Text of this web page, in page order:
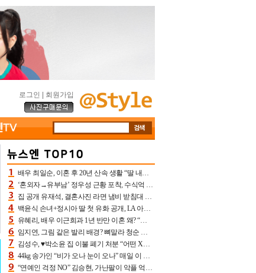
로그인 회원가입
배우 최일순, 이혼 후 20년 산속 생활 “딸 내가 버렸다고 원망‥맘 아파”(특종)[어제TV]
‘혼외자→유부남’ 정우성 근황 포착, 수식억 해킹 피해 후배 만났다 “존경하는”
집 공개 유재석, 결혼사진 라면 냄비 받침대 되고 분노‥가족사진도 피해(놀뭐)[어제TV]
백윤식 손녀+정시아 딸 첫 유화 공개, LA 아트쇼→서울국제조각페스타 작가다운 수준급 실력
유혜리, 배우 이근희과 1년 반만 이혼 왜? “식칼 꽂고 의자 던져” 충격 폭로(특종)[어제TV]
임지연, 그림 같은 발리 배경? 뼈말라 청순 비키니 핏에 상대 안 되네
김성수, ♥박소윤 집 이불 폐기 처분 “어떤 X이랑 썼을지 몰라” 질투(신랑수업2)[어제TV]
44kg 송가인 “비가 오나 눈이 오나” 매일 이 운동, 허벅지 근육량 상승+체지방 감소
“연예인 걱정 NO” 김승현, 가난팔이 악플 억울할만‥아내+딸과 日 여행